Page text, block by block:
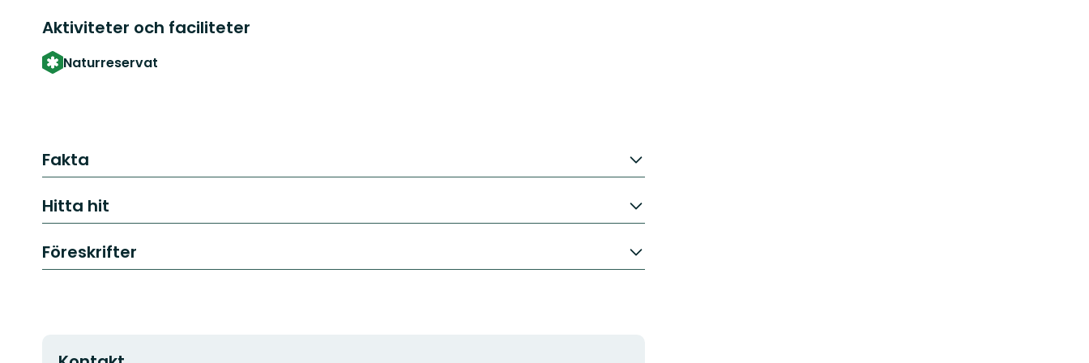
Aktiviteter och faciliteter
Naturreservat
Fakta
Hitta hit
Föreskrifter